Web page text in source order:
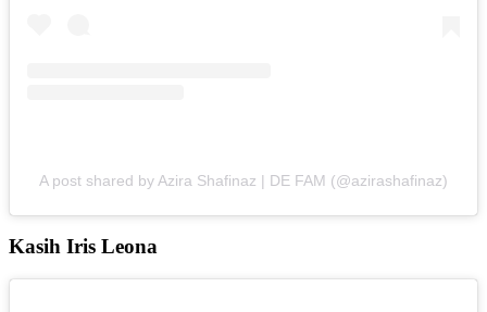
A post shared by Azira Shafinaz | DE FAM (@azirashafinaz)
Kasih Iris Leona